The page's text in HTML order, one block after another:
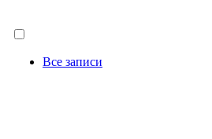
Все записи